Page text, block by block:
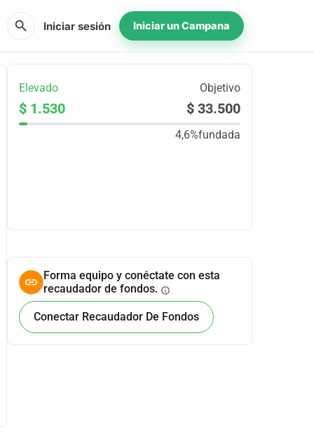
search Iniciar sesión Iniciar un Campana
Elevado Objetivo
$ 1.530 $ 33.500
4,6%fundada
Forma equipo y conéctate con esta
recaudador de fondos. info
Conectar Recaudador De Fondos